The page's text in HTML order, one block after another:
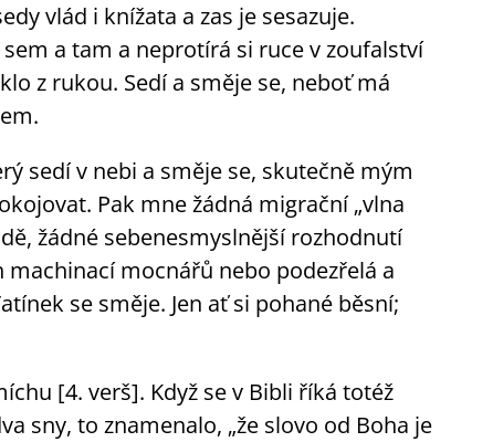
vlád i knížata a zas je sesazuje.
a tam a neprotírá si ruce v zoufalství
z rukou. Sedí a směje se, neboť má
sedí v nebi a směje se, skutečně mým
Pak mne žádná migrační „vlna
žádné sebenesmyslnější rozhodnutí
mocnářů nebo podezřelá a
se směje. Jen ať si pohané běsní;
[4. verš]. Když se v Bibli říká totéž
sny, to znamenalo, „že slovo od Boha je